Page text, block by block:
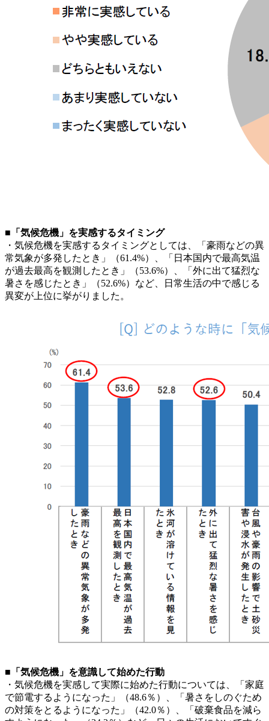
■「気候危機」を実感するタイミング
・気候危機を実感するタイミングとしては、「豪雨などの異
常気象が多発したとき」（61.4%）、「日本国内で最高気温
が過去最高を観測したとき」（53.6%）、「外に出て猛烈な
暑さを感じたとき」（52.6%）など、日常生活の中で感じる
異変が上位に挙がりました。
■「気候危機」を意識して始めた行動
・気候危機を実感して実際に始めた行動については、「家庭
で節電するようになった」（48.6％）、「暑さをしのぐため
の対策をとるようになった」（42.0％）、「破棄食品を減ら